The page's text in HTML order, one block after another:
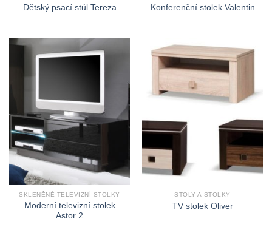
Dětský psací stůl Tereza Konferenční stolek Valentin
SKLENĚNÉ TELEVIZNÍ STOLKY
Moderní televizní stolek
Astor 2
STOLY A STOLKY
TV stolek Oliver